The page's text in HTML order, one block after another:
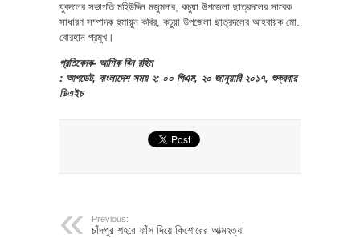
যুবদলের সভাপতি মহিউদ্দিন মজুমদার, কচুয়া উপজেলা ছাত্রদলের সাবেক
সাধারণ সম্পাদক হুমায়ুন কবির, কচুয়া উপজেলা ছাত্রদলের আহবায়ক মো.
বোরহান প্রমুখ।
প্রতিবেদক- আশিক বিন রহিম
: আপডেট, বাংলাদেশ সময় ২: ০০ পিএম, ২০ জানুয়ারি ২০১৭, শুক্রবার
ডিএইচ
Previous:
চাঁদপুর শহরে ফাঁস দিয়ে কিশোরের আত্মহত্যা